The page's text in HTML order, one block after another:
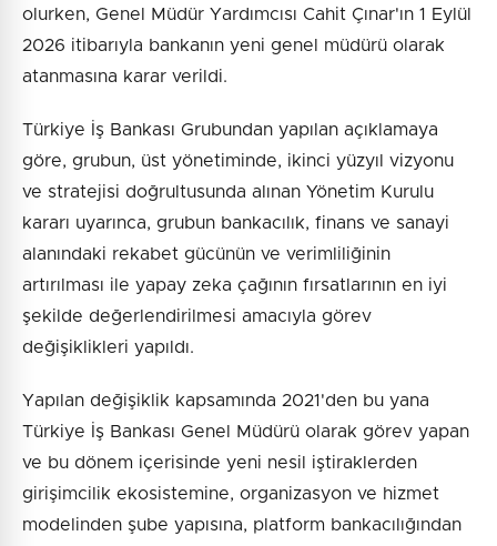
olurken, Genel Müdür Yardımcısı Cahit Çınar'ın 1 Eylül
2026 itibarıyla bankanın yeni genel müdürü olarak
atanmasına karar verildi.
Türkiye İş Bankası Grubundan yapılan açıklamaya
göre, grubun, üst yönetiminde, ikinci yüzyıl vizyonu
ve stratejisi doğrultusunda alınan Yönetim Kurulu
kararı uyarınca, grubun bankacılık, finans ve sanayi
alanındaki rekabet gücünün ve verimliliğinin
artırılması ile yapay zeka çağının fırsatlarının en iyi
şekilde değerlendirilmesi amacıyla görev
değişiklikleri yapıldı.
Yapılan değişiklik kapsamında 2021'den bu yana
Türkiye İş Bankası Genel Müdürü olarak görev yapan
ve bu dönem içerisinde yeni nesil iştiraklerden
girişimcilik ekosistemine, organizasyon ve hizmet
modelinden şube yapısına, platform bankacılığından